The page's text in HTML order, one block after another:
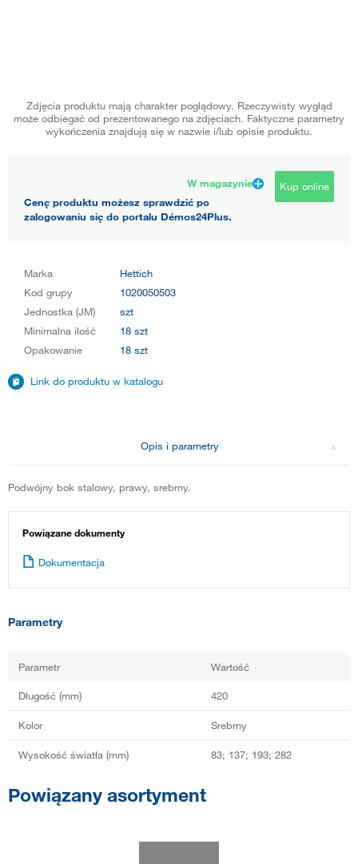
Zdjęcia produktu mają charakter poglądowy. Rzeczywisty wygląd
może odbiegać od prezentowanego na zdjęciach. Faktyczne parametry
wykończenia znajdują się w nazwie i/lub opisie produktu.
W magazynie
Cenę produktu możesz sprawdzić po
zalogowaniu się do portalu Démos24Plus.
Kup online
Marka
Hettich
Kod grupy
1020050503
Jednostka (JM)
szt
Minimalna ilość
18 szt
Opakowanie
18 szt
Link do produktu w katalogu
Opis i parametry
Podwójny bok stalowy, prawy, srebrny.
Powiązane dokumenty
Dokumentacja
Parametry
Parametr Wartość
Długość (mm) 420
Kolor Srebrny
Wysokość światła (mm) 83; 137; 193; 282
Powiązany asortyment